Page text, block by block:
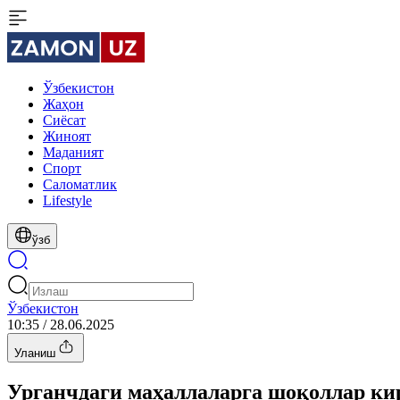
Ўзбекистон
Жаҳон
Сиёсат
Жиноят
Маданият
Спорт
Cаломатлик
Lifestyle
ўзб
Ўзбекистон
10:35 / 28.06.2025
Уланиш
Урганчдаги маҳаллаларга шоқоллар